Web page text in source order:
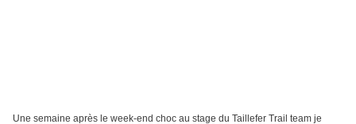
Une semaine après le week-end choc au stage du Taillefer Trail team je